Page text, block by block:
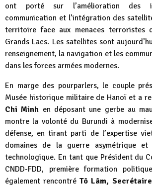
ont porté sur l’amélioration des
communication et l’intégration des
territoire face aux menaces terroristes
Grands Lacs. Les satellites sont
renseignement, la navigation et les
dans les forces armées modernes.
En marge des pourparlers, le couple
Musée historique militaire de Hanoï et a
Chi Minh en déposant une gerbe au
montre la volonté du Burundi à
défense, en tirant parti de l’expertise
domaines de la guerre asymétrique
technologique. En tant que Président du
CNDD-FDD, première formation
également rencontré Tô Lâm,